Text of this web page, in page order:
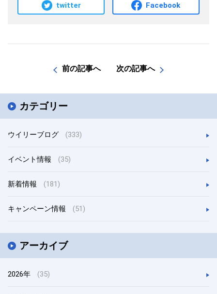
カテゴリー
ウイリーブログ (333)
イベント情報 (35)
新着情報 (181)
キャンペーン情報 (51)
アーカイブ
2026年 (35)
twitter Facebook
前の記事へ 次の記事へ